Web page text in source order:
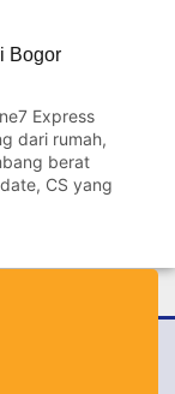
Bogor
Express
dari rumah,
berat
CS yang